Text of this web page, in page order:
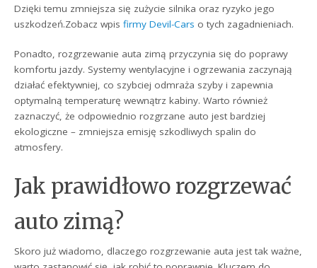
Dzięki temu zmniejsza się zużycie silnika oraz ryzyko jego
uszkodzeń.Zobacz wpisfirmy Devil-Cars o tych zagadnieniach.
Ponadto, rozgrzewanie auta zimą przyczynia się do poprawy
komfortu jazdy. Systemy wentylacyjne i ogrzewania zaczynają
działać efektywniej, co szybciej odmraża szyby i zapewnia
optymalną temperaturę wewnątrz kabiny. Warto również
zaznaczyć, że odpowiednio rozgrzane auto jest bardziej
ekologiczne – zmniejsza emisję szkodliwych spalin do
atmosfery.
Jak prawidłowo rozgrzewać
auto zimą?
Skoro już wiadomo, dlaczego rozgrzewanie auta jest tak ważne,